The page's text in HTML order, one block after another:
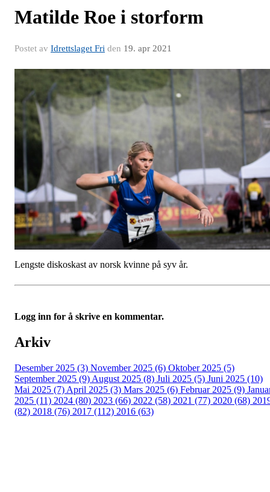
Matilde Roe i storform
Postet av Idrettslaget Fri den 19. apr 2021
Lengste diskoskast av norsk kvinne på syv år.
Logg inn for å skrive en kommentar.
Arkiv
Desember 2025 (3) November 2025 (6) Oktober 2025 (5)
September 2025 (9) August 2025 (8) Juli 2025 (5) Juni 2025 (10)
Mai 2025 (7) April 2025 (3) Mars 2025 (6) Februar 2025 (9)
2025 (11) 2024 (80) 2023 (66) 2022 (58) 2021 (77) 2020 (68)
(82) 2018 (76) 2017 (112) 2016 (63)